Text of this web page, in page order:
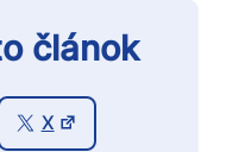
článok
X